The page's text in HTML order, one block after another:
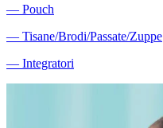
― Pouch
― Tisane/Brodi/Passate/Zuppe
― Integratori